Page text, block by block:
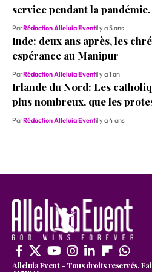
service pendant la pandémie.
ParRédaction Alleluia Eventil y a 5 ans
Inde: deux ans après, les
espérance au Manipur
ParRédaction Alleluia Eventil y a 1 an
Irlande du Nord: Les
plus nombreux, que les
ParRédaction Alleluia Eventil y a 4 ans
Alleluia Event - Tous droits reservés.